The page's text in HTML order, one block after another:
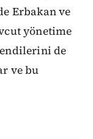
Erbakan ve
yönetime
de
ve bu